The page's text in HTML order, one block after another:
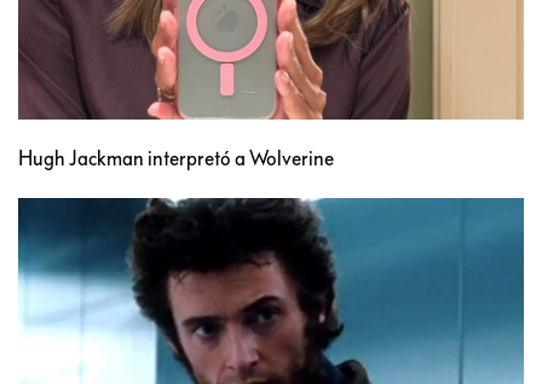
Hugh Jackman interpretó a Wolverine